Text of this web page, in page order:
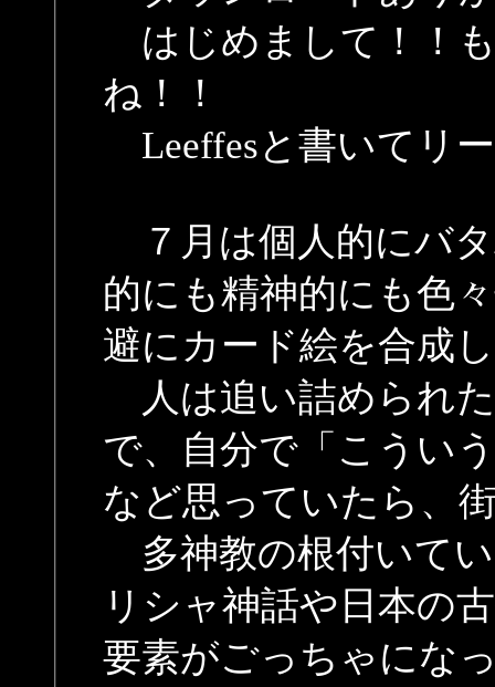
はじめまして！！
ね！！
Leeffesと書いてリ
７月は個人的にバ
的にも精神的にも色
避にカード絵を合成
人は追い詰められ
で、自分で「こうい
など思っていたら、
多神教の根付いて
リシャ神話や日本の
要素がごっちゃにな